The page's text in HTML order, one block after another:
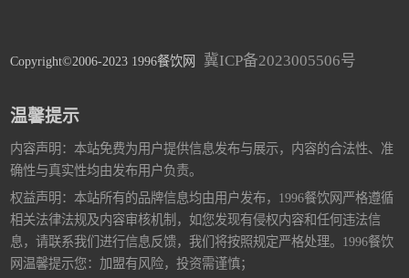
Copyright©2006-2023 1996餐饮网 冀ICP备2023005506号
温馨提示
内容声明：本站免费为用户提供信息发布与展示，内容的合法性、准
确性与真实性均由发布用户负责。
权益声明：本站所有的品牌信息均由用户发布，1996餐饮网严格遵循
相关法律法规及内容审核机制，如您发现有侵权内容和任何违法信
息，请联系我们进行信息反馈，我们将按照规定严格处理。1996餐饮
网温馨提示您：加盟有风险，投资需谨慎；